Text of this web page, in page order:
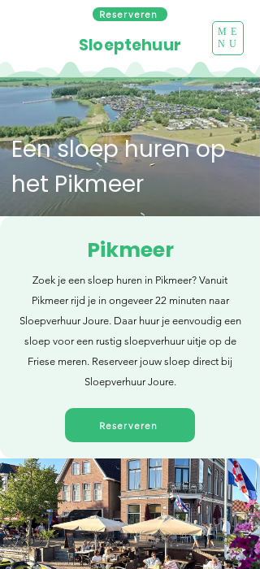
Reserveren
ME
NU
Sloeptehuur
Een sloep huren op
het Pikmeer
Pikmeer
Zoek je een sloep huren in Pikmeer? Vanuit
Pikmeer rijd je in ongeveer 22 minuten naar
Sloepverhuur Joure. Daar huur je eenvoudig een
sloep voor een rustig sloepverhuur uitje op de
Friese meren. Reserveer jouw sloep direct bij
Sloepverhuur Joure.
Reserveren